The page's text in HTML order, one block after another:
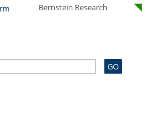
Bernstein Research
GO